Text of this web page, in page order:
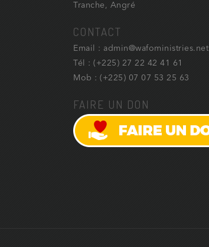
Tranche, Angré
CONTACT
Email : admin@wafoministries.net
Tél : (+225) 27 22 42 41 61
Mob : (+225) 07 07 53 25 63
FAIRE UN DON